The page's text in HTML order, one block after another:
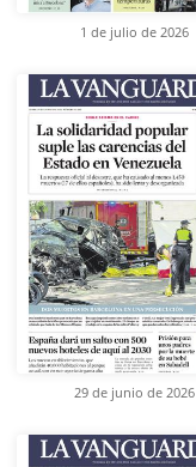
1 de julio de 2026
29 de junio de 2026